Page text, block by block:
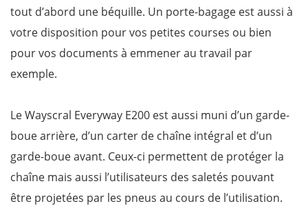
tout d’abord une béquille. Un porte-bagage est aussi à
votre disposition pour vos petites courses ou bien
pour vos documents à emmener au travail par
exemple.
Le Wayscral Everyway E200 est aussi muni d’un garde-
boue arrière, d’un carter de chaîne intégral et d’un
garde-boue avant. Ceux-ci permettent de protéger la
chaîne mais aussi l’utilisateurs des saletés pouvant
être projetées par les pneus au cours de l’utilisation.